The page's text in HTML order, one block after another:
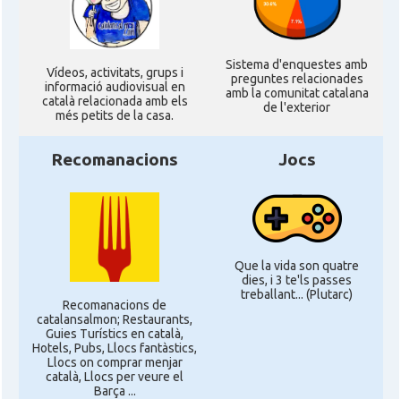
Ví­deos, activitats, grups i
informació audiovisual en
català relacionada amb els
més petits de la casa.
Sistema d'enquestes amb
preguntes relacionades
amb la comunitat catalana
de l'exterior
Recomanacions
Recomanacions de
catalansalmon; Restaurants,
Guies Turístics en català,
Hotels, Pubs, Llocs fantàstics,
Llocs on comprar menjar
català, Llocs per veure el
Barça ...
Jocs
Que la vida son quatre
dies, i 3 te'ls passes
treballant... (Plutarc)